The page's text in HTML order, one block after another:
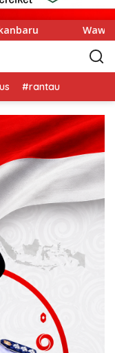
dengan Wabup
#rantau